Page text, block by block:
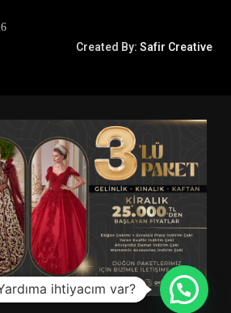
Created By: Safir Creative
ihtiyacım var?